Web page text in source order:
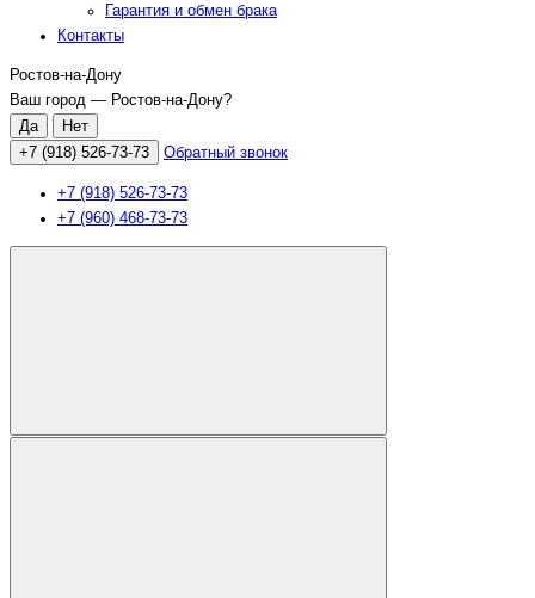
Гарантия и обмен брака
Контакты
Ростов-на-Дону
Ваш город — Ростов-на-Дону?
+7 (918) 526-73-73 Обратный звонок
+7 (918) 526-73-73
+7 (960) 468-73-73